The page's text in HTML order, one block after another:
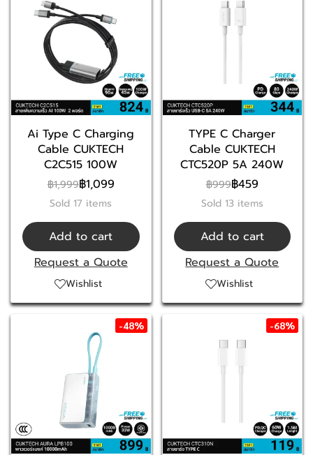
Ai Type C Charging
Cable CUKTECH
C2C515 100W
฿1,999฿1,099
Sold 17 items
Add to cart
Request a Quote
Wishlist
TYPE C Charger
Cable CUKTECH
CTC520P 5A 240W
฿999฿459
Sold 13 items
Add to cart
Request a Quote
Wishlist
-48% -68%